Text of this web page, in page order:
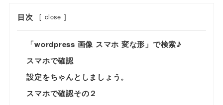
目次 [ close ]
「wordpress 画像 スマホ 変な形」で検索♪
スマホで確認
設定をちゃんとしましょう。
スマホで確認その２